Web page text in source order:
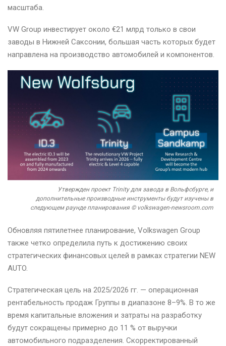
масштаба.
VW Group инвестирует около €21 млрд только в свои
заводы в Нижней Саксонии, большая часть которых будет
направлена ​​на производство автомобилей и компонентов.
Утвержден проект Trinity для завода в Вольфсбурге, и
дополнительные производные инструменты будут изучены в
следующем раунде планирования © volkswagen-newsroom.com
Обновляя пятилетнее планирование, Volkswagen Group
также четко определила путь к достижению своих
стратегических финансовых целей в рамках стратегии NEW
AUTO.
Стратегическая цель на 2025/2026 гг. — операционная
рентабельность продаж Группы в диапазоне 8–9%. В то же
время капитальные вложения и затраты на разработку
будут сокращены примерно до 11 % от выручки
автомобильного подразделения. Скорректированный